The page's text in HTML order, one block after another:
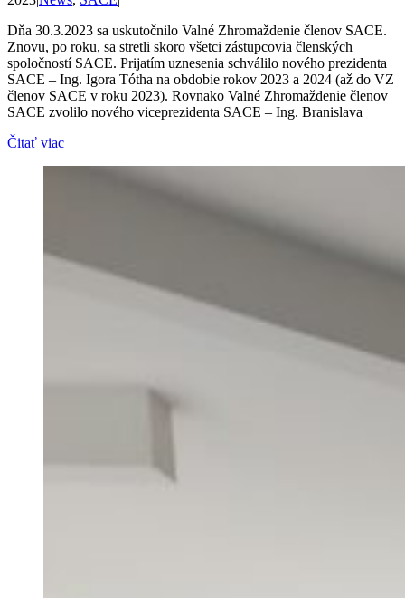
Dňa 30.3.2023 sa uskutočnilo Valné Zhromaždenie členov SACE.
Znovu, po roku, sa stretli skoro všetci zástupcovia členských
spoločností SACE. Prijatím uznesenia schválilo nového prezidenta
SACE – Ing. Igora Tótha na obdobie rokov 2023 a 2024 (až do VZ
členov SACE v roku 2023). Rovnako Valné Zhromaždenie členov
SACE zvolilo nového viceprezidenta SACE – Ing. Branislava
Čitať viac